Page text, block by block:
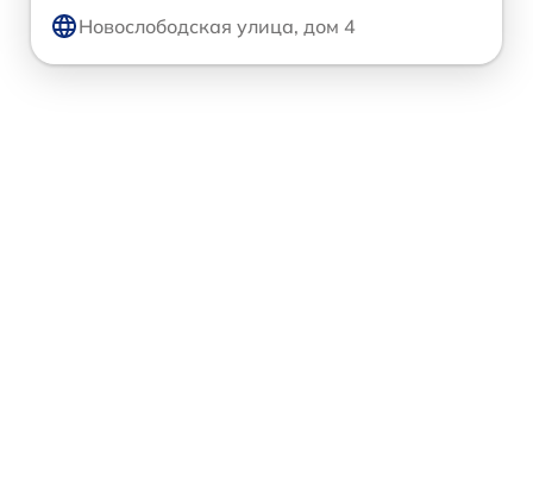
Новослободская улица, дом 4